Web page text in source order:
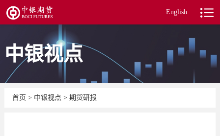
English
中银视点
首页 > 中银视点 > 期货研报